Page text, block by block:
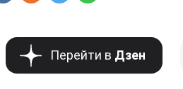
Перейти в Дзен